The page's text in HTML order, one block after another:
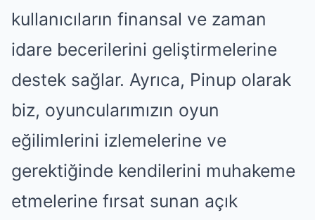
kullanıcıların finansal ve zaman
idare becerilerini geliştirmelerine
destek sağlar. Ayrıca, Pinup olarak
biz, oyuncularımızın oyun
eğilimlerini izlemelerine ve
gerektiğinde kendilerini muhakeme
etmelerine fırsat sunan açık